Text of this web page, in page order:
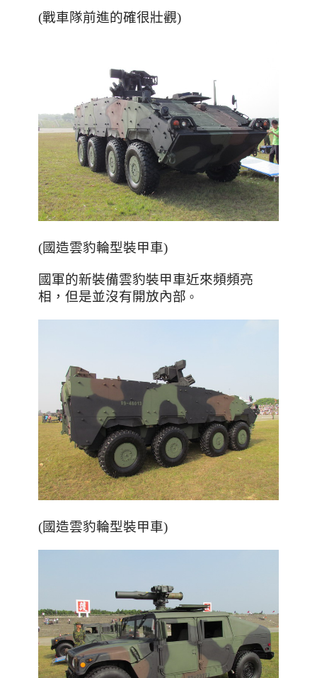
(戰車隊前進的確很壯觀)
(國造雲豹輪型裝甲車)
國軍的新裝備雲豹裝甲車近來頻頻亮
相，但是並沒有開放內部 。
(國造雲豹輪型裝甲車)